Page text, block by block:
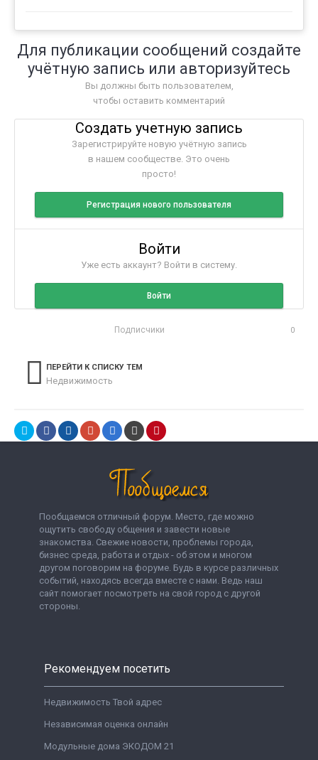
Для публикации сообщений создайте
учётную запись или авторизуйтесь
Вы должны быть пользователем,
чтобы оставить комментарий
Создать учетную запись
Зарегистрируйте новую учётную запись
в нашем сообществе. Это очень
просто!
Регистрация нового пользователя
Войти
Уже есть аккаунт? Войти в систему.
Войти
Подписчики 0
ПЕРЕЙТИ К СПИСКУ ТЕМ
Недвижимость
Пообщаемся отличный форум. Место, где можно
ощутить свободу общения и завести новые
знакомства. Свежие новости, проблемы города,
бизнес среда, работа и отдых - об этом и многом
другом поговорим на форуме. Будь в курсе различных
событий, находясь всегда вместе с нами. Ведь наш
сайт помогает посмотреть на свой город с другой
стороны.
Рекомендуем посетить
Недвижимость Твой адрес
Независимая оценка онлайн
Модульные дома ЭКОДОМ 21